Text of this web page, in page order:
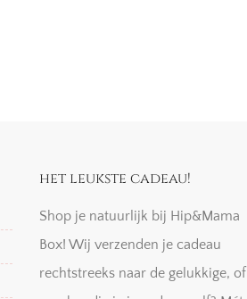
het leukste cadeau!
Shop je natuurlijk bij Hip&Mama
Box! Wij verzenden je cadeau
rechtstreeks naar de gelukkige, of